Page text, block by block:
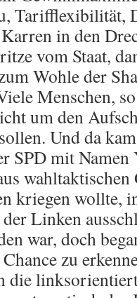
Tarifflexibilität,
in den
vom Staat,
Wohle der
Menschen,
um den
Und da
SPD mit Namen
kriegen wollte,
Linken
war, doch
zu
die